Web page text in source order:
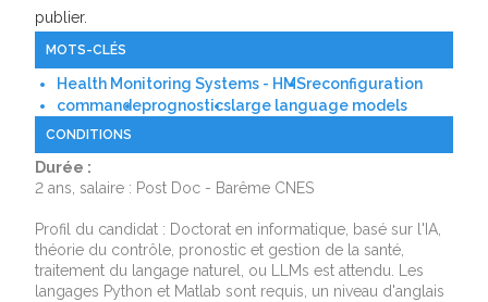
publier.
MOTS-CLÉS
Health Monitoring Systems - HMSreconfiguration
commandeprognosticslarge language models
CONDITIONS
Durée :
2 ans, salaire : Post Doc - Barême CNES
Profil du candidat : Doctorat en informatique, basé sur l'IA,
théorie du contrôle, pronostic et gestion de la santé,
traitement du langage naturel, ou LLMs est attendu. Les
langages Python et Matlab sont requis, un niveau d'anglais